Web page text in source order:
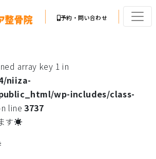
予約・問い合わせ
array key 1 in
niiza-
wp-includes/class-
line3737
す☀